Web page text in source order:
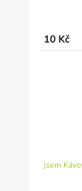
10 Kč
jsem